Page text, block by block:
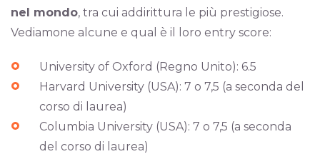
nel mondo, tra cui addirittura le più prestigiose.
Vediamone alcune e qual è il loro entry score:
University of Oxford (Regno Unito): 6.5
Harvard University (USA): 7 o 7,5 (a seconda del
corso di laurea)
Columbia University (USA): 7 o 7,5 (a seconda
del corso di laurea)